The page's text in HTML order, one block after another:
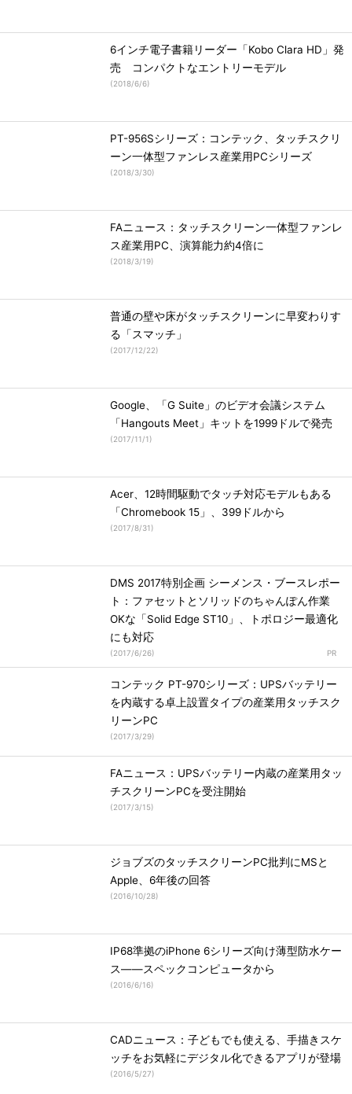
6インチ電子書籍リーダー「Kobo Clara HD」発
売 コンパクトなエントリーモデル
(2018/6/6)
PT-956Sシリーズ：コンテック、タッチスクリ
ーン一体型ファンレス産業用PCシリーズ
(2018/3/30)
FAニュース：タッチスクリーン一体型ファンレ
ス産業用PC、演算能力約4倍に
(2018/3/19)
普通の壁や床がタッチスクリーンに早変わりす
る「スマッチ」
(2017/12/22)
Google、「G Suite」のビデオ会議システム
「Hangouts Meet」キットを1999ドルで発売
(2017/11/1)
Acer、12時間駆動でタッチ対応モデルもある
「Chromebook 15」、399ドルから
(2017/8/31)
DMS 2017特別企画 シーメンス・ブースレポー
ト：ファセットとソリッドのちゃんぽん作業
OKな「Solid Edge ST10」、トポロジー最適化
にも対応
(2017/6/26)
コンテック PT-970シリーズ：UPSバッテリー
を内蔵する卓上設置タイプの産業用タッチスク
リーンPC
(2017/3/29)
FAニュース：UPSバッテリー内蔵の産業用タッ
チスクリーンPCを受注開始
(2017/3/15)
ジョブズのタッチスクリーンPC批判にMSと
Apple、6年後の回答
(2016/10/28)
IP68準拠のiPhone 6シリーズ向け薄型防水ケー
ス――スペックコンピュータから
(2016/6/16)
CADニュース：子どもでも使える、手描きスケ
ッチをお気軽にデジタル化できるアプリが登場
(2016/5/27)